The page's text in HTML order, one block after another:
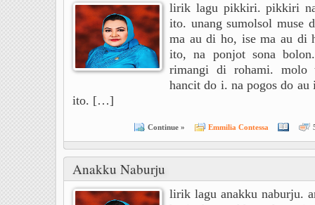
lirik lagu pikkiri. pikkiri
ito. unang sumolsol muse
ma au di ho, ise ma au di
ito, na ponjot sona
rimangi di rohami. molo
hancit do i. na pogos do au
ito. […]
Continue » Emmilia Contessa
Anakku Naburju
lirik lagu anakku naburju.